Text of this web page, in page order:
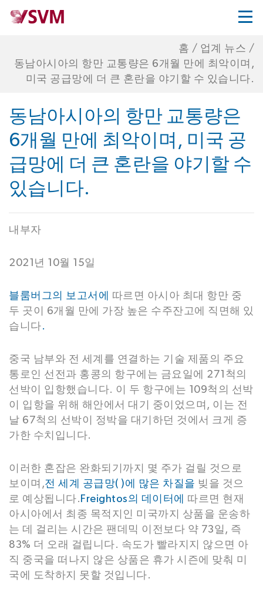
홈 / 업계 뉴스 /
동남아시아의 항만 교통량은 6개월 만에 최악이며,
미국 공급망에 더 큰 혼란을 야기할 수 있습니다.
동남아시아의 항만 교통량은
6개월 만에 최악이며, 미국 공
급망에 더 큰 혼란을 야기할 수
있습니다.
내부자
2021년 10월 15일
블룸버그의 보고서에
따르면 아시아 최대 항만 중
두 곳이 6개월 만에 가장 높은 수주잔고에 직면해 있
습니다.
중국 남부와 전 세계를 연결하는 기술 제품의 주요
통로인 선전과 홍콩의 항구에는 금요일에 271척의
선박이 입항했습니다. 이 두 항구에는 109척의 선박
이 입항을 위해 해안에서 대기 중이었으며, 이는 전
날 67척의 선박이 정박을 대기하던 것에서 크게 증
가한 수치입니다.
이러한 혼잡은 완화되기까지 몇 주가 걸릴 것으로
보이며,전 세계 공급망( )에 많은 차질을 빚을 것으
로 예상됩니다. Freightos의 데이터에
따르면 현재
아시아에서 최종 목적지인 미국까지 상품을 운송하
는 데 걸리는 시간은 팬데믹 이전보다 약 73일, 즉
83% 더 오래 걸립니다. 속도가 빨라지지 않으면 아
직 중국을 떠나지 않은 상품은 휴가 시즌에 맞춰 미
국에 도착하지 못할 것입니다.